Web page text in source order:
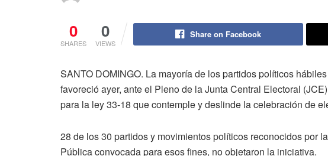
0
SHARES
0
VIEWS
Share on Facebook
SANTO DOMINGO. La mayoría de los partidos políticos
favoreció ayer, ante el Pleno de la Junta Central Electoral
para la ley 33-18 que contemple y deslinde la celebración de
28 de los 30 partidos y movimientos políticos reconocidos por
Pública convocada para esos fines, no objetaron la iniciativa.